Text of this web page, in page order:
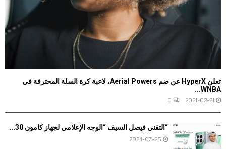
تعلن HyperX عن ضم Aerial Powers، لاعبة كرة السلة المحترفة في
WNBA...
2021-02-21
0
“التقني فيصل السيف “الوجه الإعلامي لجهاز كامون 30...
2024-07-25